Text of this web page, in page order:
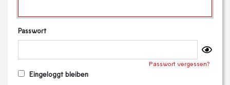
Passwort
Passwort vergessen?
Eingeloggt bleiben